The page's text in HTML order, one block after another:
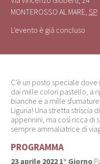
MONTEROSSO AL MARE SP
L'evento è già concluso
C’è un posto speciale
dai mille colori pastello, a
bianche e a mille
Liguria! Una stretta striscia
appennini, ma così ricca di
sempre ammaliatrice di
PROGRAMMA
23 aprile 2022 1° Giorno